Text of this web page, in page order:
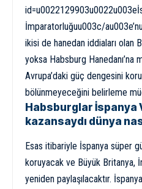
İmparatorluğuu003c/
ikisi de hanedan iddiaları olan
yoksa Habsburg Hanedanı’na
Avrupa’daki güç dengesini
bölünmeyeceğini belirleme
Habsburglar İspanya
kazansaydı dünya
Esas itibariyle İspanya süper
koruyacak ve Büyük Britanya,
yeniden paylaşılacaktır.